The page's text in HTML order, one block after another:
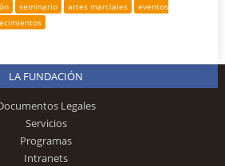
seminario artes marciales
eventos
LA FUNDACIÓN
Legales
Servicios
Programas
Intranets